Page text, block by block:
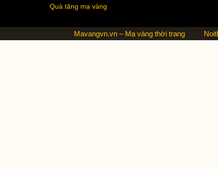
Quà tặng mạ vàng
Mavangvn.vn – Mạ vàng thời trang